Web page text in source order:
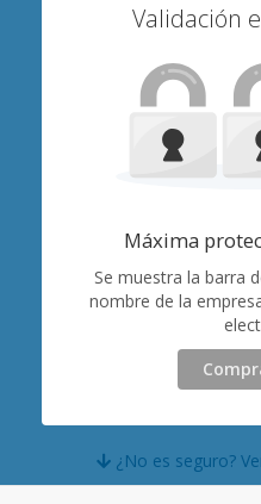
Validación
Máxima
Se muestra la barra
nombre de la
¿No es seguro?